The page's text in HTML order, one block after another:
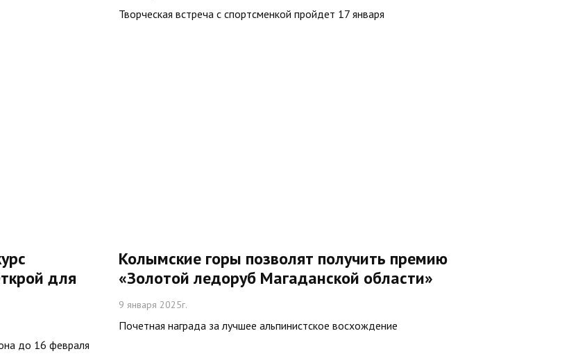
Творческая встреча с спортсменкой пройдет 17 января
для
до 16 февраля
Колымские горы позволят получить премию
«Золотой ледоруб Магаданской области»
9 января 2025г.
Почетная награда за лучшее альпинистское восхождение